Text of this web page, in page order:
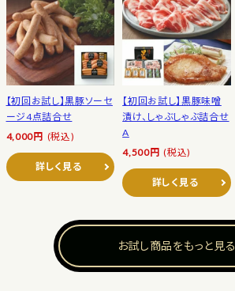
【初回お試し】黒豚ソーセ
ージ4点詰合せ
4,000円 (税込)
詳しく見る
【初回お試し】黒豚味噌
漬け、しゃぶしゃぶ詰合せ
A
4,500円 (税込)
詳しく見る
お試し商品をもっと見る